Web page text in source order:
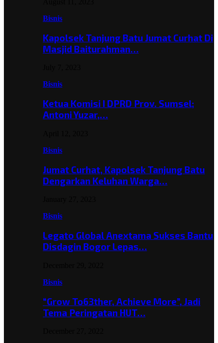
Bisnis
Kapolsek Tanjung Batu Jumat Curhat Di
Masjid Baiturahman…
Bisnis
Ketua Komisi I DPRD Prov. Sumsel;
Antoni Yuzar,…
Bisnis
Jumat Curhat, Kapolsek Tanjung Batu
Dengarkan Keluhan Warga…
Bisnis
Legato Global Anextama Sukses Bantu
Disdagin Bogor Lepas…
Bisnis
“Grow To63ther, Achieve More”, Jadi
Tema Peringatan HUT…